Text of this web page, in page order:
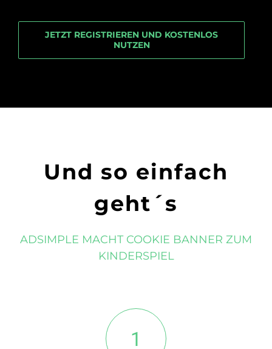
JETZT REGISTRIEREN UND KOSTENLOS
NUTZEN
Und so einfach
geht´s
ADSIMPLE MACHT COOKIE BANNER ZUM
KINDERSPIEL
1